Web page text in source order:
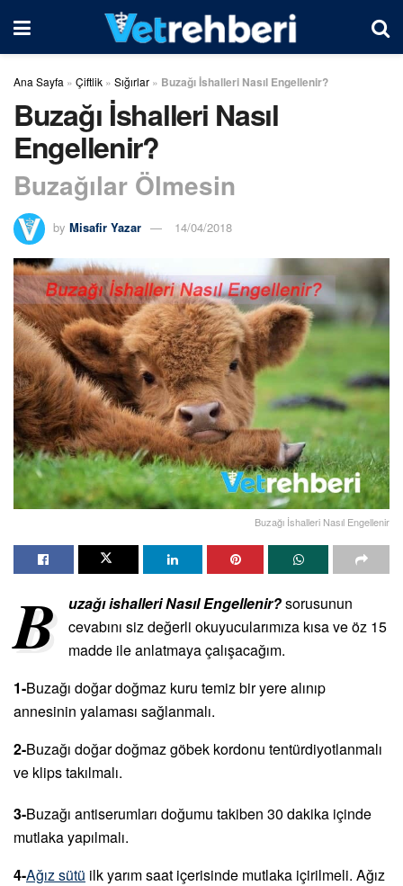
Ana Sayfa » Çiftlik » Sığırlar » Buzağı İshalleri Nasıl Engellenir?
Buzağı İshalleri Nasıl
Engellenir?
Buzağılar Ölmesin
by Misafir Yazar 14/04/2018
Buzağı İshalleri Nasıl Engellenir
B uzağı ishalleri Nasıl Engellenir?sorusunun
cevabını siz değerli okuyucularımıza kısa ve öz 15
madde ile anlatmaya çalışacağım.
1-Buzağı doğar doğmaz kuru temiz bir yere alınıp
annesinin yalaması sağlanmalı.
2-Buzağı doğar doğmaz göbek kordonu tentürdiyotlanmalı
ve klips takılmalı.
3-Buzağı antiserumları doğumu takiben 30 dakika içinde
mutlaka yapılmalı.
4-Ağız sütü ilk yarım saat içerisinde mutlaka içirilmeli. Ağız